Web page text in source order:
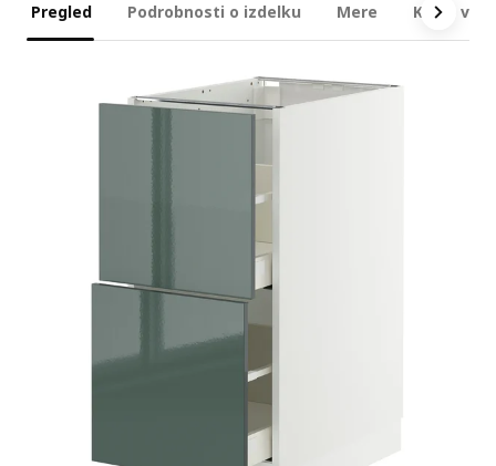
Pregled Podrobnosti o izdelku Mere Kaj je